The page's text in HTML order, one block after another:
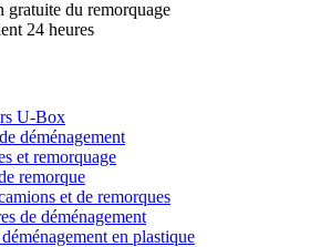
gratuite du remorquage
24 heures
U-Box
déménagement
et remorquage
remorque
et de remorques
de déménagement
en plastique